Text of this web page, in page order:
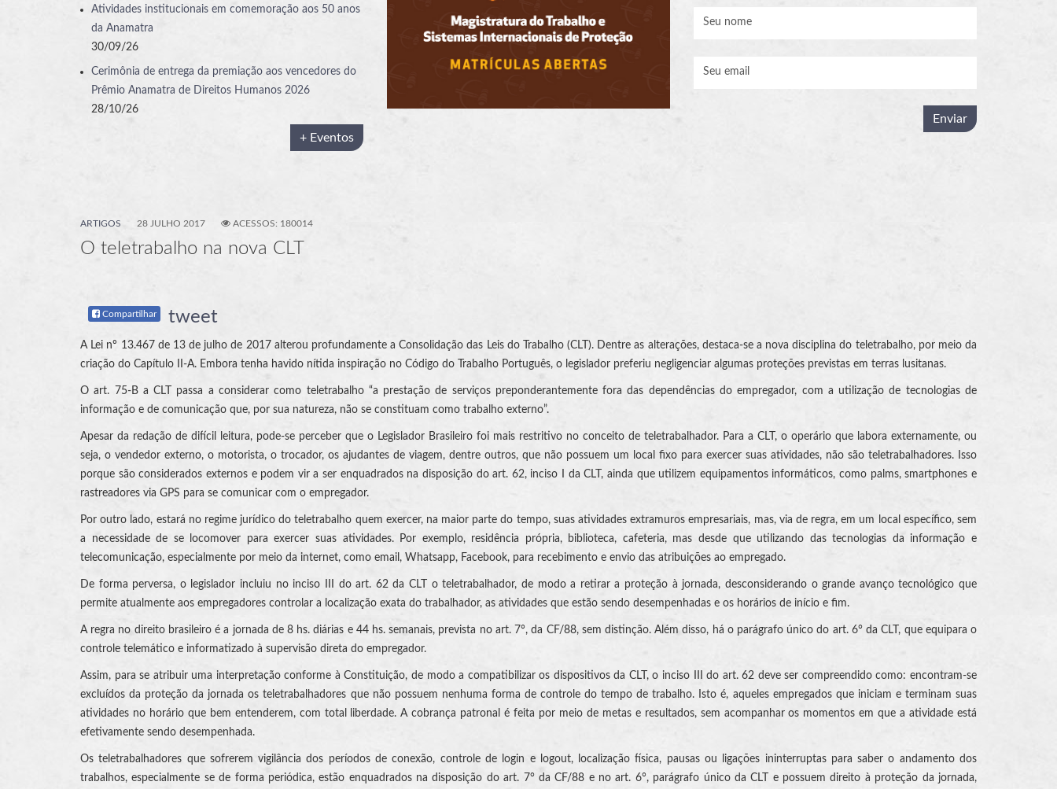
Atividades institucionais em comemoração aos 50 anos
da Anamatra
30/09/26
Cerimônia de entrega da premiação aos vencedores do
Prêmio Anamatra de Direitos Humanos 2026
28/10/26
+ Eventos
ARTIGOS 28 JULHO 2017 ACESSOS: 180014
O teletrabalho na nova CLT
Compartilhar tweet
A Lei nº 13.467 de 13 de julho de 2017 alterou profundamente a Consolidação das Leis do Trabalho (CLT). Dentre as alterações, destaca-se a nova disciplina do teletrabalho, por meio da
criação do Capítulo II-A. Embora tenha havido nítida inspiração no Código do Trabalho Português, o legislador preferiu negligenciar algumas proteções previstas em terras lusitanas.
O art. 75-B a CLT passa a considerar como teletrabalho “a prestação de serviços preponderantemente fora das dependências do empregador, com a utilização de tecnologias de
informação e de comunicação que, por sua natureza, não se constituam como trabalho externo”.
Apesar da redação de difícil leitura, pode-se perceber que o Legislador Brasileiro foi mais restritivo no conceito de teletrabalhador. Para a CLT, o operário que labora externamente, ou
seja, o vendedor externo, o motorista, o trocador, os ajudantes de viagem, dentre outros, que não possuem um local fixo para exercer suas atividades, não são teletrabalhadores. Isso
porque são considerados externos e podem vir a ser enquadrados na disposição do art. 62, inciso I da CLT, ainda que utilizem equipamentos informáticos, como palms, smartphones e
rastreadores via GPS para se comunicar com o empregador.
Por outro lado, estará no regime jurídico do teletrabalho quem exercer, na maior parte do tempo, suas atividades extramuros empresariais, mas, via de regra, em um local específico, sem
a necessidade de se locomover para exercer suas atividades. Por exemplo, residência própria, biblioteca, cafeteria, mas desde que utilizando das tecnologias da informação e
telecomunicação, especialmente por meio da internet, como email, Whatsapp, Facebook, para recebimento e envio das atribuições ao empregado.
De forma perversa, o legislador incluiu no inciso III do art. 62 da CLT o teletrabalhador, de modo a retirar a proteção à jornada, desconsiderando o grande avanço tecnológico que
permite atualmente aos empregadores controlar a localização exata do trabalhador, as atividades que estão sendo desempenhadas e os horários de início e fim.
A regra no direito brasileiro é a jornada de 8 hs. diárias e 44 hs. semanais, prevista no art. 7°, da CF/88, sem distinção. Além disso, há o parágrafo único do art. 6° da CLT, que equipara o
controle telemático e informatizado à supervisão direta do empregador.
Assim, para se atribuir uma interpretação conforme à Constituição, de modo a compatibilizar os dispositivos da CLT, o inciso III do art. 62 deve ser compreendido como: encontram-se
excluídos da proteção da jornada os teletrabalhadores que não possuem nenhuma forma de controle do tempo de trabalho. Isto é, aqueles empregados que iniciam e terminam suas
atividades no horário que bem entenderem, com total liberdade. A cobrança patronal é feita por meio de metas e resultados, sem acompanhar os momentos em que a atividade está
efetivamente sendo desempenhada.
Os teletrabalhadores que sofrerem vigilância dos períodos de conexão, controle de login e logout, localização física, pausas ou ligações ininterruptas para saber o andamento dos
trabalhos, especialmente se de forma periódica, estão enquadrados na disposição do art. 7° da CF/88 e no art. 6°, parágrafo único da CLT e possuem direito à proteção da jornada,